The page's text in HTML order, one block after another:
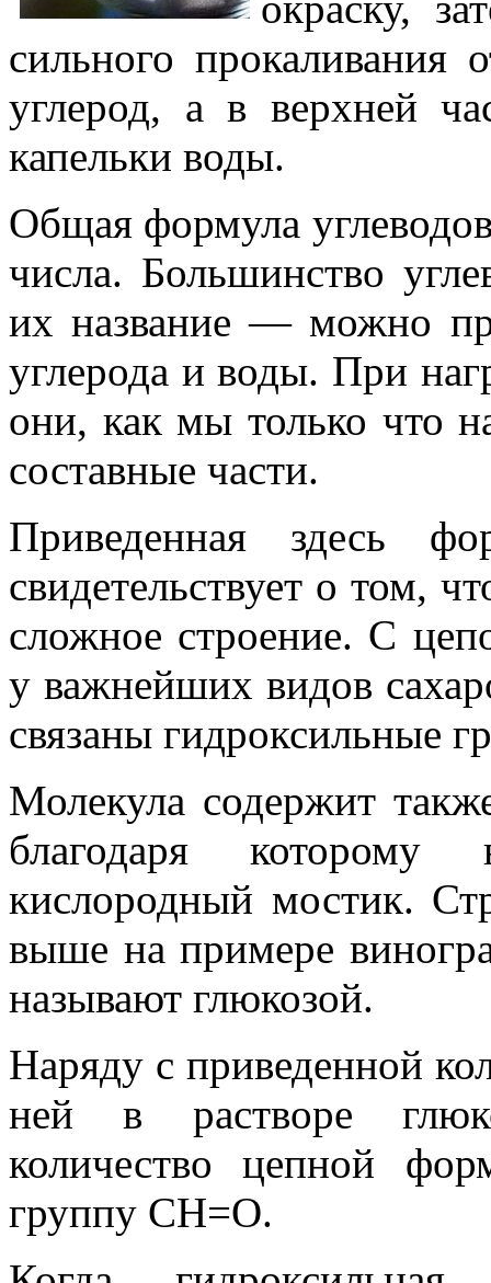
сильного прокаливания
углерод, а в верхней
капельки воды.
Общая формула
числа. Большинство
их название — можно
углерода и воды. При
они, как мы только что
составные части.
Приведенная здесь
свидетельствует о том,
сложное строение. С
у важнейших видов
связаны гидроксильные
Молекула содержит
благодаря которому
кислородный мостик.
выше на примере
называют глюкозой.
Наряду с приведенной
ней в растворе
количество цепной
группу СН=О.